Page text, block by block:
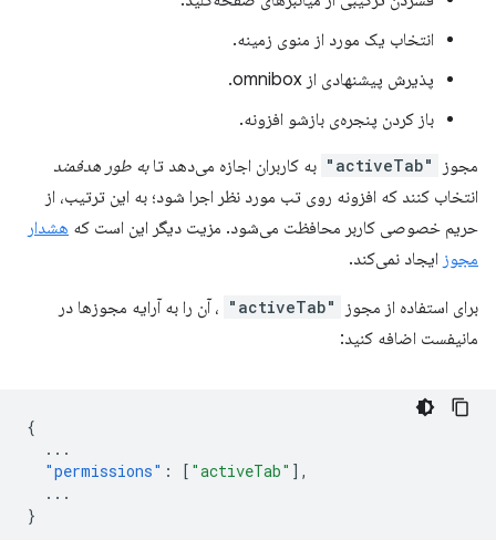
انتخاب یک مورد از منوی زمینه.
پذیرش پیشنهادی از omnibox.
باز کردن پنجره‌ی بازشو افزونه.
مجوز "activeTab" به کاربران اجازه می‌دهد تابه طور هدفمند
انتخاب کنند که افزونه روی تب مورد نظر اجرا شود؛ به این ترتیب، از
حریم خصوصی کاربر محافظت می‌شود. مزیت دیگر این است که هشدار
مجوز ایجاد نمی‌کند.
برای استفاده از مجوز "activeTab"
، آن را به آرایه مجوزها در
مانیفست اضافه کنید:
{
...
"permissions" : [ "activeTab" ],
...
}